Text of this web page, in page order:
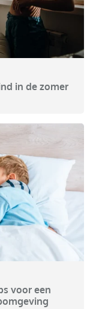
in de zomer
voor een